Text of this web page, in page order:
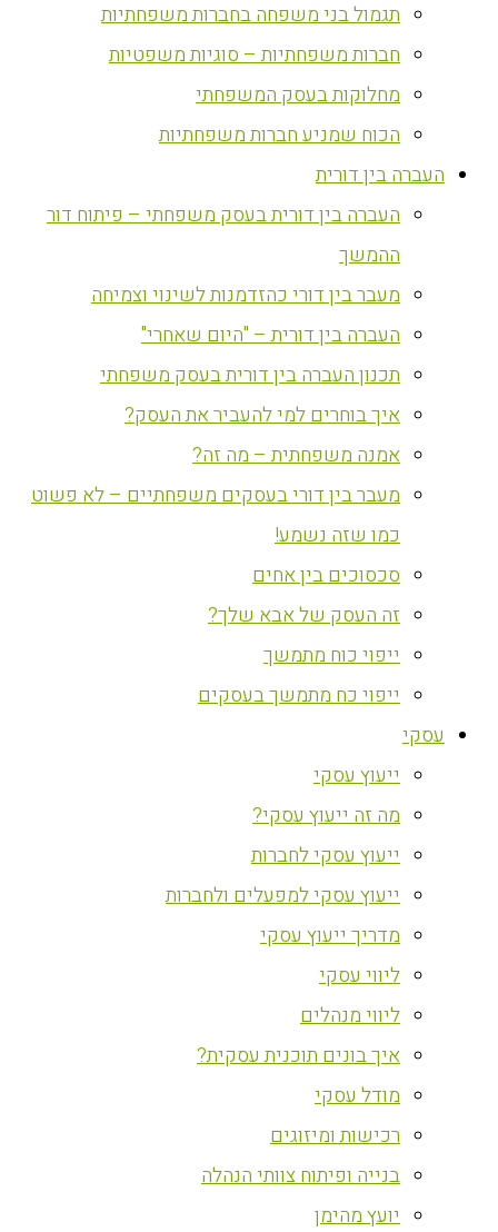
תגמול בני משפחה בחברות משפחתיות
חברות משפחתיות – סוגיות משפטיות
מחלוקות בעסק המשפחתי
הכוח שמניע חברות משפחתיות
העברה בין דורית
העברה בין דורית בעסק משפחתי – פיתוח דור
ההמשך
מעבר בין דורי כהזדמנות לשינוי וצמיחה
העברה בין דורית – "היום שאחרי"
תכנון העברה בין דורית בעסק משפחתי
איך בוחרים למי להעביר את העסק?
אמנה משפחתית – מה זה?
מעבר בין דורי בעסקים משפחתיים – לא פשוט
כמו שזה נשמע!
סכסוכים בין אחים
זה העסק של אבא שלך?
ייפוי כוח מתמשך
ייפוי כח מתמשך בעסקים
עסקי
ייעוץ עסקי
מה זה ייעוץ עסקי?
ייעוץ עסקי לחברות
ייעוץ עסקי למפעלים ולחברות
מדריך ייעוץ עסקי
ליווי עסקי
ליווי מנהלים
איך בונים תוכנית עסקית?
מודל עסקי
רכישות ומיזוגים
בנייה ופיתוח צוותי הנהלה
יועץ מהימן